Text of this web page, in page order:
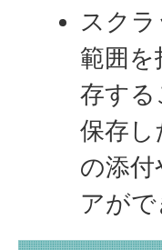
スクラ
範囲を
存する
保存し
の添付
アがで